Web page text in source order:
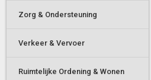
Zorg & Ondersteuning
Verkeer & Vervoer
Ruimtelijke Ordening & Wonen